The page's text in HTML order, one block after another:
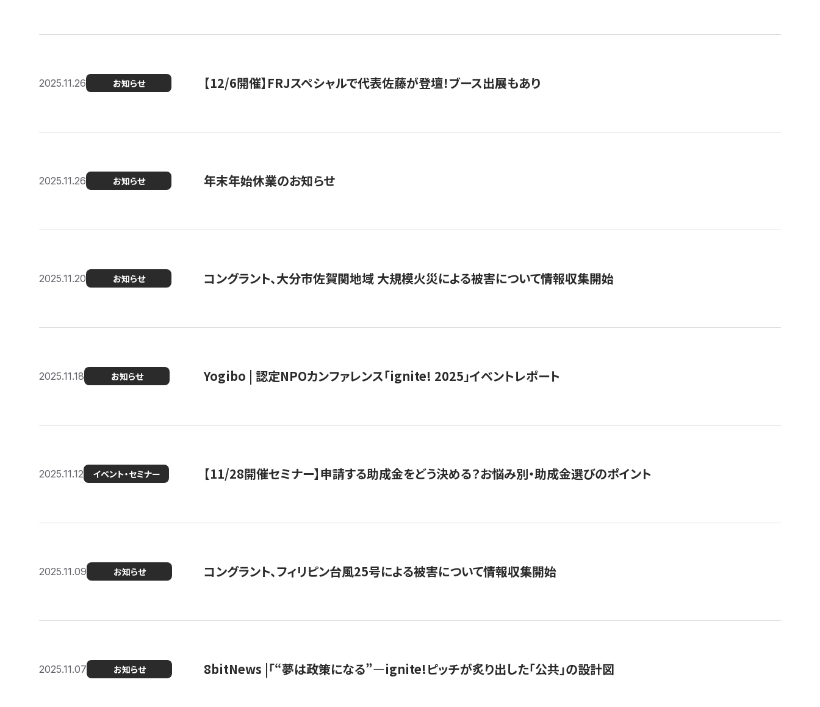
2025.11.26 お知らせ 【12/6開催】FRJスペシャルで代表佐藤が登壇！ブース出展もあり
2025.11.26 お知らせ 年末年始休業のお知らせ
2025.11.20 お知らせ コングラント、大分市佐賀関地域 大規模火災による被害について情報収集開始
2025.11.18 お知らせ Yogibo | 認定NPOカンファレンス「ignite! 2025」イベントレポート
2025.11.12 イベント・セミナー 【11/28開催セミナー】申請する助成金をどう決める？お悩み別・助成金選びのポイント
2025.11.09 お知らせ コングラント、フィリピン台風25号による被害について情報収集開始
2025.11.07 お知らせ 8bitNews |「“夢は政策になる”—ignite!ピッチが炙り出した「公共」の設計図